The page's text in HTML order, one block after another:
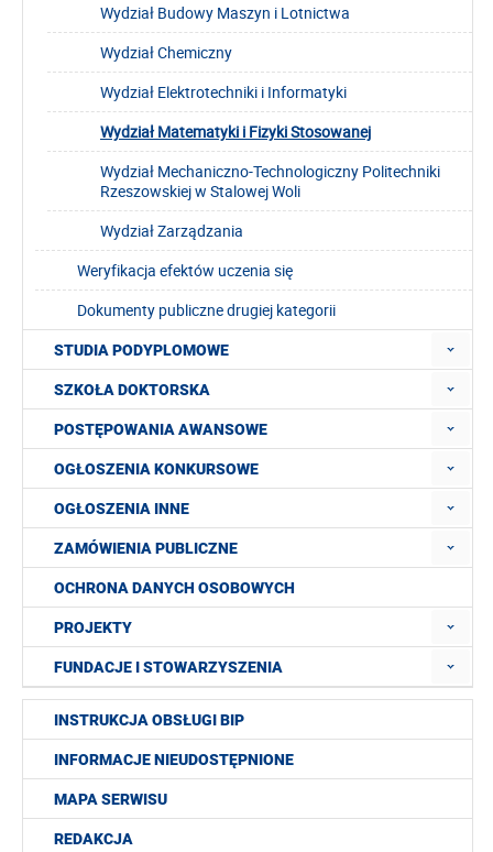
Wydział Budowy Maszyn i Lotnictwa
Wydział Chemiczny
Wydział Elektrotechniki i Informatyki
Wydział Matematyki i Fizyki Stosowanej
Wydział Mechaniczno-Technologiczny Politechniki
Rzeszowskiej w Stalowej Woli
Wydział Zarządzania
Weryfikacja efektów uczenia się
Dokumenty publiczne drugiej kategorii
STUDIA PODYPLOMOWE
SZKOŁA DOKTORSKA
POSTĘPOWANIA AWANSOWE
OGŁOSZENIA KONKURSOWE
OGŁOSZENIA INNE
ZAMÓWIENIA PUBLICZNE
OCHRONA DANYCH OSOBOWYCH
PROJEKTY
FUNDACJE I STOWARZYSZENIA
INSTRUKCJA OBSŁUGI BIP
INFORMACJE NIEUDOSTĘPNIONE
MAPA SERWISU
REDAKCJA